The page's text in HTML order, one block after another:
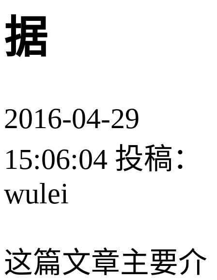
据
2016-04-29
15:06:04 投稿：
wulei
这篇文章主要介